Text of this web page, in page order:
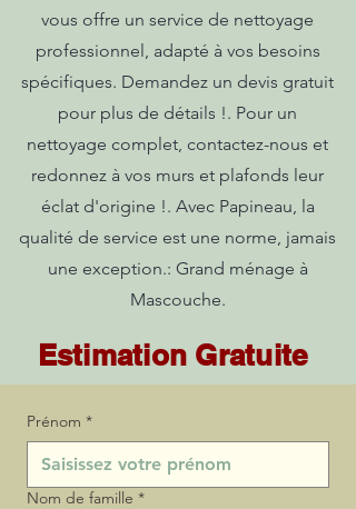
vous offre un service de nettoyage
professionnel, adapté à vos besoins
spécifiques. Demandez un devis gratuit
pour plus de détails !. Pour un
nettoyage complet, contactez-nous et
redonnez à vos murs et plafonds leur
éclat d'origine !. Avec Papineau, la
qualité de service est une norme, jamais
une exception.: Grand ménage à
Mascouche.
Estimation Gratuite
Prénom *
Nom de famille *